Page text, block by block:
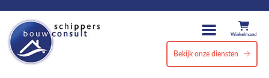
Winkelmand
Bekijk onze diensten